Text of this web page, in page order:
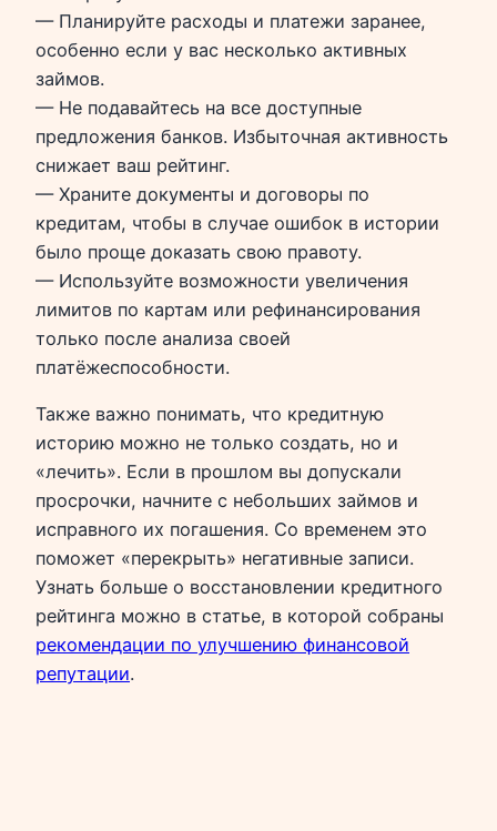
— Планируйте расходы и платежи заранее,
особенно если у вас несколько активных
займов.
— Не подавайтесь на все доступные
предложения банков. Избыточная активность
снижает ваш рейтинг.
— Храните документы и договоры по
кредитам, чтобы в случае ошибок в истории
было проще доказать свою правоту.
— Используйте возможности увеличения
лимитов по картам или рефинансирования
только после анализа своей
платёжеспособности.
Также важно понимать, что кредитную
историю можно не только создать, но и
«лечить». Если в прошлом вы допускали
просрочки, начните с небольших займов и
исправного их погашения. Со временем это
поможет «перекрыть» негативные записи.
Узнать больше о восстановлении кредитного
рейтинга можно в статье, в которой собраны
рекомендации по улучшению финансовой
репутации.